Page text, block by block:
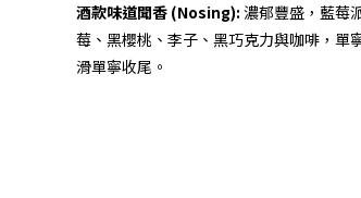
酒款味道聞香 (Nosing): 濃郁豐盛，藍莓
莓、黑櫻桃、李子、黑巧克力與咖啡，單
滑單寧收尾。